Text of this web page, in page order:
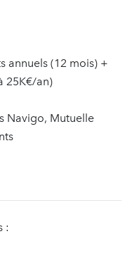
annuels (12 mois) +
25K€/an)
Navigo, Mutuelle
: